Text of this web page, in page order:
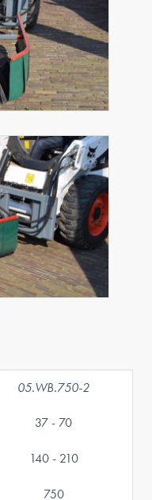
05.WB.750-2
37 - 70
140 - 210
750